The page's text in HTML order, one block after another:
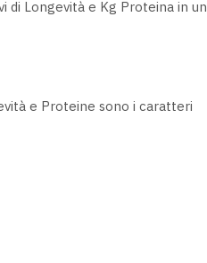
di Longevità e Kg Proteina in un
e Proteine sono i caratteri